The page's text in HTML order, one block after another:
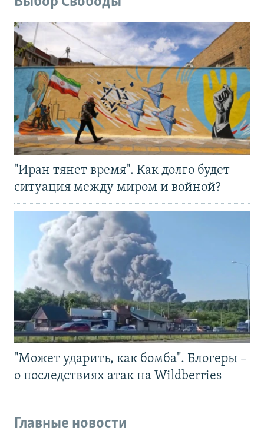
"Иран тянет время". Как долго будет
ситуация между миром и войной?
"Может ударить, как бомба". Блогеры –
о последствиях атак на Wildberries
Главные новости